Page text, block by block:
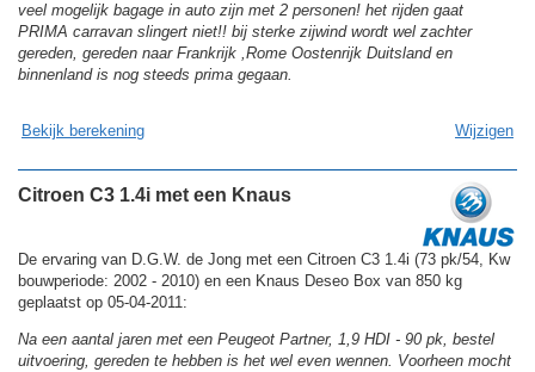
veel mogelijk bagage in auto zijn met 2 personen! het rijden gaat
PRIMA carravan slingert niet!! bij sterke zijwind wordt wel zachter
gereden, gereden naar Frankrijk ,Rome Oostenrijk Duitsland en
binnenland is nog steeds prima gegaan.
Bekijk berekening Wijzigen
Citroen C3 1.4i met een Knaus
De ervaring van D.G.W. de Jong met een Citroen C3 1.4i (73 pk/54, Kw
bouwperiode: 2002 - 2010) en een Knaus Deseo Box van 850 kg
geplaatst op 05-04-2011:
Na een aantal jaren met een Peugeot Partner, 1,9 HDI - 90 pk, bestel
uitvoering, gereden te hebben is het wel even wennen. Voorheen mocht